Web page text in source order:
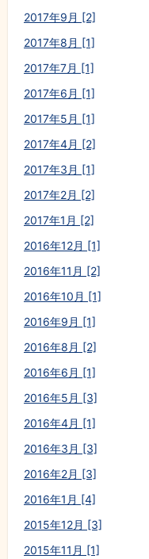
2017年9月 [2]
2017年8月 [1]
2017年7月 [1]
2017年6月 [1]
2017年5月 [1]
2017年4月 [2]
2017年3月 [1]
2017年2月 [2]
2017年1月 [2]
2016年12月 [1]
2016年11月 [2]
2016年10月 [1]
2016年9月 [1]
2016年8月 [2]
2016年6月 [1]
2016年5月 [3]
2016年4月 [1]
2016年3月 [3]
2016年2月 [3]
2016年1月 [4]
2015年12月 [3]
2015年11月 [1]